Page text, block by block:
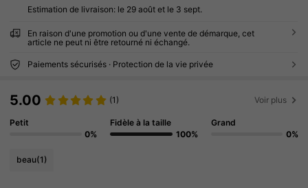
Estimation de livraison: le 29 août et le 3 sept.
En raison d'une promotion ou d'une vente de démarque, cet
article ne peut ni être retourné ni échangé.
Paiements sécurisés · Protection de la vie privée
5.00 (1) Voir plus
Petit
0%
Fidèle à la taille
100%
Grand
0%
beau(1)